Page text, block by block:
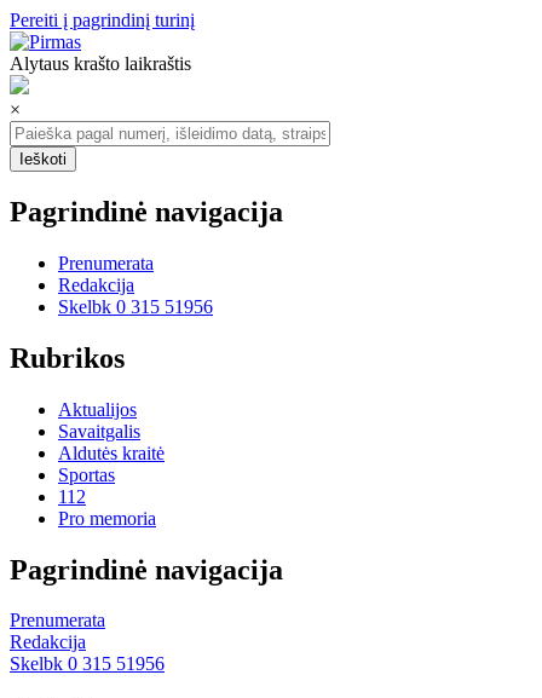
Pereiti į pagrindinį turinį
Alytaus krašto laikraštis
×
Pagrindinė navigacija
Prenumerata
Redakcija
Skelbk 0 315 51956
Rubrikos
Aktualijos
Savaitgalis
Aldutės kraitė
Sportas
112
Pro memoria
Pagrindinė navigacija
Prenumerata
Redakcija
Skelbk 0 315 51956